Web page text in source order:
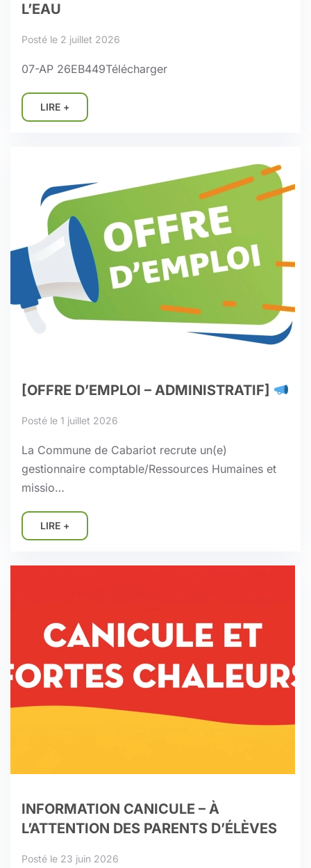
L’EAU
Posté le 2 juillet 2026
07-AP 26EB449Télécharger
LIRE +
[OFFRE D’EMPLOI – ADMINISTRATIF]
Posté le 1 juillet 2026
La Commune de Cabariot recrute un(e)
gestionnaire comptable/Ressources Humaines et
missio…
LIRE +
INFORMATION CANICULE – À
L’ATTENTION DES PARENTS D’ÉLÈVES
Posté le 23 juin 2026